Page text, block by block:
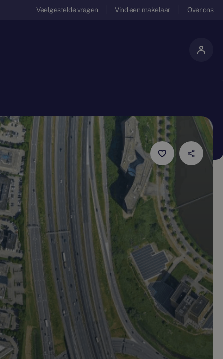
Veelgestelde vragen Vind een makelaar Over ons